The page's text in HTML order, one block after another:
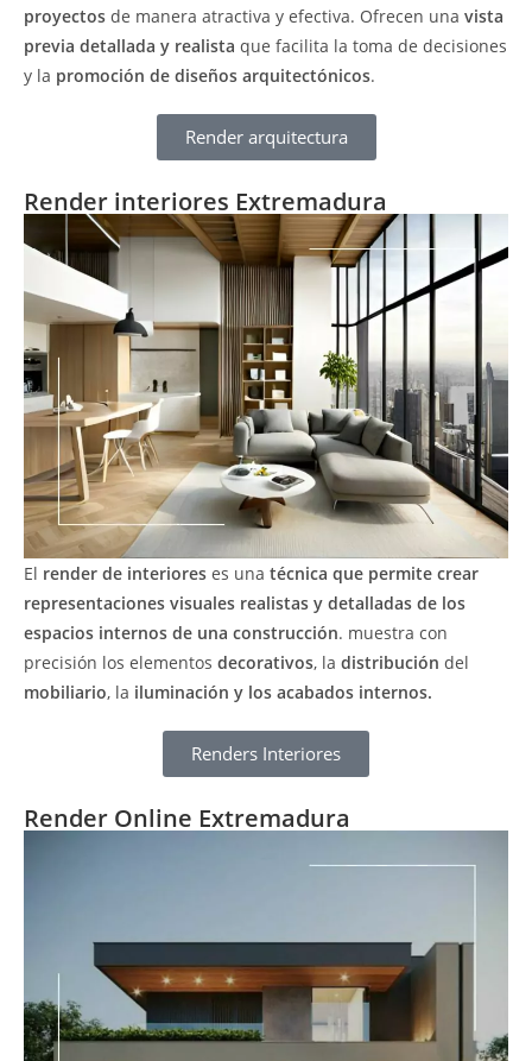
proyectos de manera atractiva y efectiva. Ofrecen una vista
previa detallada y realista que facilita la toma de decisiones
y la promoción de diseños arquitectónicos.
Render arquitectura
Render interiores Extremadura
El render de interiores es una técnica que permite crear
representaciones visuales realistas y detalladas de los
espacios internos de una construcción. muestra con
precisión los elementos decorativos, la distribución del
mobiliario, la iluminación y los acabados internos.
Renders Interiores
Render Online Extremadura